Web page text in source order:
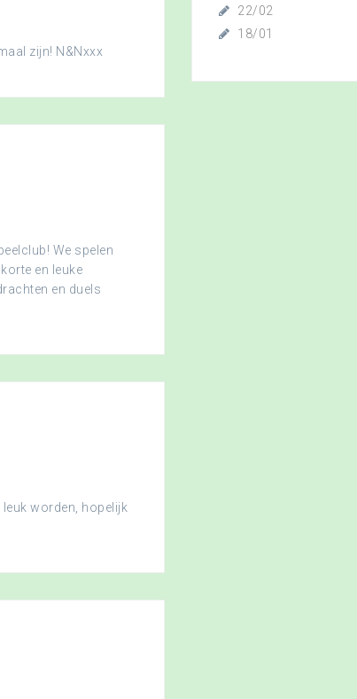
zijn! N&Nxxx
We spelen
en leuke
en duels
worden, hopelijk
22/02
18/01